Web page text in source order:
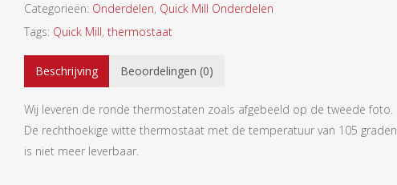
Categorieën: Onderdelen, Quick Mill Onderdelen
Tags: Quick Mill, thermostaat
Beschrijving Beoordelingen (0)
Wij leveren de ronde thermostaten zoals afgebeeld op de tweede foto.
De rechthoekige witte thermostaat met de temperatuur van 105 graden
is niet meer leverbaar.